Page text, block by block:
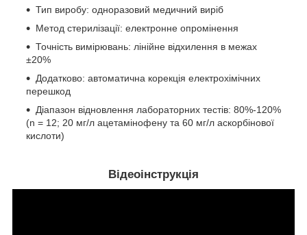
Тип виробу: одноразовий медичний виріб
Метод стерилізації: електронне опромінення
Точність вимірювань: лінійне відхилення в межах
±20%
Додатково: автоматична корекція електрохімічних
перешкод
Діапазон відновлення лабораторних тестів: 80%-120%
(n = 12; 20 мг/л ацетамінофену та 60 мг/л аскорбінової
кислоти)
Відеоінструкція